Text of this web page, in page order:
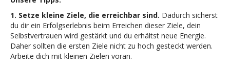
1. Setze kleine Ziele, die erreichbar sind. Dadurch sicherst
du dir ein Erfolgserlebnis beim Erreichen dieser Ziele, dein
Selbstvertrauen wird gestärkt und du erhältst neue Energie.
Daher sollten die ersten Ziele nicht zu hoch gesteckt werden.
Arbeite dich mit kleinen Zielen voran.